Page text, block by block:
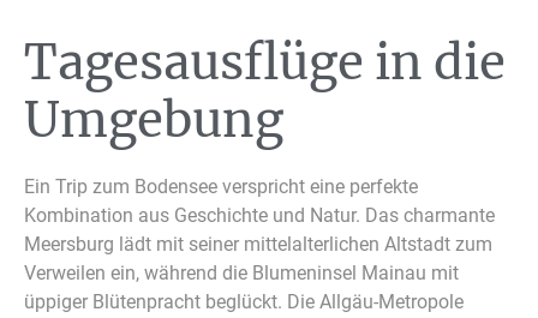
Tagesausflüge in die
Umgebung
Ein Trip zum Bodensee verspricht eine perfekte
Kombination aus Geschichte und Natur. Das charmante
Meersburg lädt mit seiner mittelalterlichen Altstadt zum
Verweilen ein, während die Blumeninsel Mainau mit
üppiger Blütenpracht beglückt. Die Allgäu-Metropole